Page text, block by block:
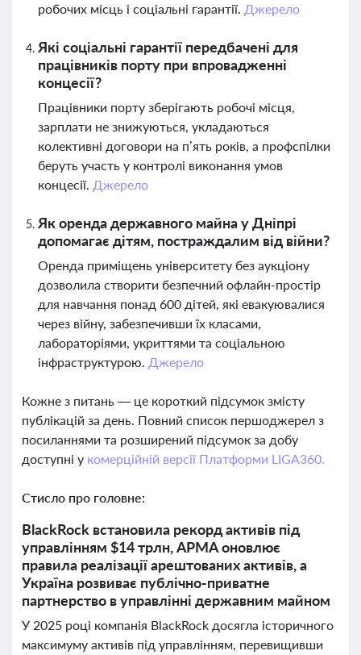
робочих місць і соціальні гарантії. Джерело
Які соціальні гарантії передбачені для
працівників порту при впровадженні
концесії?
Працівники порту зберігають робочі місця,
зарплати не знижуються, укладаються
колективні договори на п’ять років, а профспілки
беруть участь у контролі виконання умов
концесії. Джерело
Як оренда державного майна у Дніпрі
допомагає дітям, постраждалим від війни?
Оренда приміщень університету без аукціону
дозволила створити безпечний офлайн-простір
для навчання понад 600 дітей, які евакуювалися
через війну, забезпечивши їх класами,
лабораторіями, укриттями та соціальною
інфраструктурою. Джерело
Кожне з питань — це короткий підсумок змісту
публікацій за день. Повний список першоджерел з
посиланнями та розширений підсумок за добу
доступні у комерційній версії Платформи LIGA360.
Стисло про головне:
BlackRock встановила рекорд активів під
управлінням $14 трлн, АРМА оновлює
правила реалізації арештованих активів, а
Україна розвиває публічно-приватне
партнерство в управлінні державним майном
У 2025 році компанія BlackRock досягла історичного
максимуму активів під управлінням, перевищивши